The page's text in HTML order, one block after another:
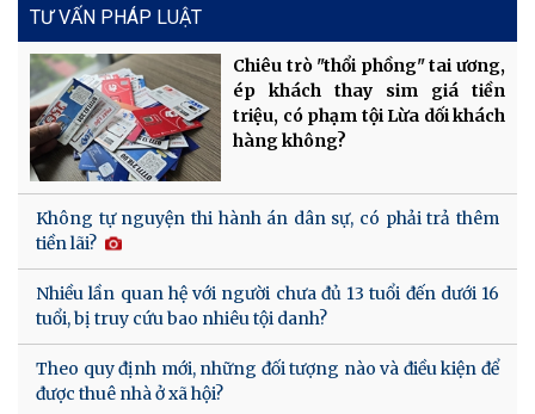
TƯ VẤN PHÁP LUẬT
Chiêu trò "thổi phồng" tai ương,
ép khách thay sim giá tiền
triệu, có phạm tội Lừa dối khách
hàng không?
Không tự nguyện thi hành án dân sự, có phải trả thêm
tiền lãi?
Nhiều lần quan hệ với người chưa đủ 13 tuổi đến dưới 16
tuổi, bị truy cứu bao nhiêu tội danh?
Theo quy định mới, những đối tượng nào và điều kiện để
được thuê nhà ở xã hội?